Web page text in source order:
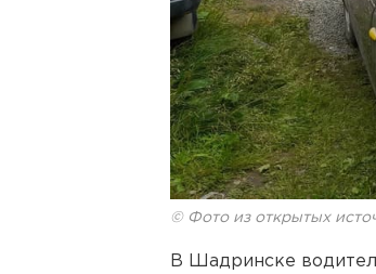
© Фото из открытых
В Шадринске